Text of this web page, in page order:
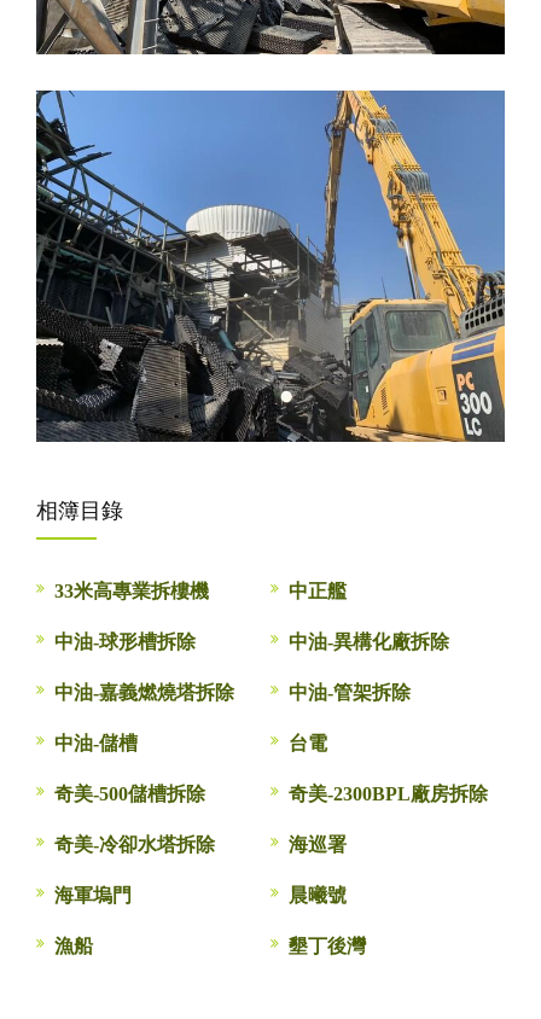
相簿目錄
33米高專業拆樓機 中正艦
中油-球形槽拆除 中油-異構化廠拆除
中油-嘉義燃燒塔拆除 中油-管架拆除
中油-儲槽 台電
奇美-500儲槽拆除 奇美-2300BPL廠房拆除
奇美-冷卻水塔拆除 海巡署
海軍塢門 晨曦號
漁船 墾丁後灣